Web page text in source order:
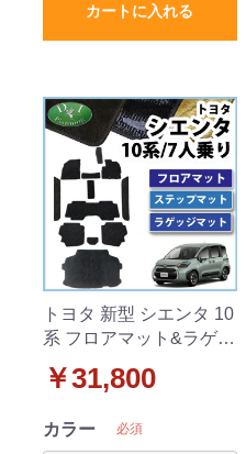
カートに入れる
トヨタ 新型 シエンタ 10
系 フロアマット&ラゲッ
ト 7人乗り用 織柄シリー
￥31,800
カラー 必須